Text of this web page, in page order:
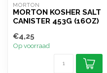
MORTON
MORTON KOSHER SALT
CANISTER 453G (16OZ)
€4,25
Op voorraad